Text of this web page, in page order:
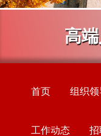
高
首页 组织领
工作动态 招